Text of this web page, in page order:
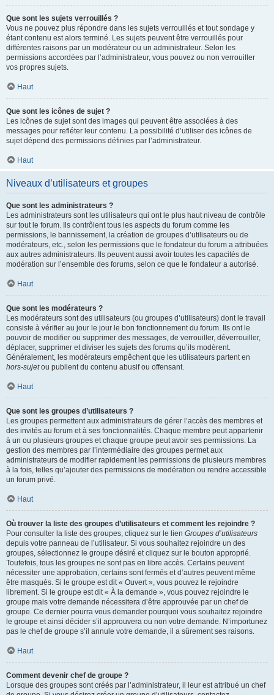
Que sont les sujets verrouillés ?
Vous ne pouvez plus répondre dans les sujets verrouillés et tout sondage y
étant contenu est alors terminé. Les sujets peuvent être verrouillés pour
différentes raisons par un modérateur ou un administrateur. Selon les
permissions accordées par l’administrateur, vous pouvez ou non verrouiller
vos propres sujets.
Haut
Que sont les icônes de sujet ?
Les icônes de sujet sont des images qui peuvent être associées à des
messages pour refléter leur contenu. La possibilité d’utiliser des icônes de
sujet dépend des permissions définies par l’administrateur.
Haut
Niveaux d’utilisateurs et groupes
Que sont les administrateurs ?
Les administrateurs sont les utilisateurs qui ont le plus haut niveau de contrôle
sur tout le forum. Ils contrôlent tous les aspects du forum comme les
permissions, le bannissement, la création de groupes d’utilisateurs ou de
modérateurs, etc., selon les permissions que le fondateur du forum a attribuées
aux autres administrateurs. Ils peuvent aussi avoir toutes les capacités de
modération sur l’ensemble des forums, selon ce que le fondateur a autorisé.
Haut
Que sont les modérateurs ?
Les modérateurs sont des utilisateurs (ou groupes d’utilisateurs) dont le travail
consiste à vérifier au jour le jour le bon fonctionnement du forum. Ils ont le
pouvoir de modifier ou supprimer des messages, de verrouiller, déverrouiller,
déplacer, supprimer et diviser les sujets des forums qu’ils modèrent.
Généralement, les modérateurs empêchent que les utilisateurs partent en
hors-sujetou publient du contenu abusif ou offensant.
Haut
Que sont les groupes d’utilisateurs ?
Les groupes permettent aux administrateurs de gérer l’accès des membres et
des invités au forum et à ses fonctionnalités. Chaque membre peut appartenir
à un ou plusieurs groupes et chaque groupe peut avoir ses permissions. La
gestion des membres par l’intermédiaire des groupes permet aux
administrateurs de modifier rapidement les permissions de plusieurs membres
à la fois, telles qu’ajouter des permissions de modération ou rendre accessible
un forum privé.
Haut
Où trouver la liste des groupes d’utilisateurs et comment les rejoindre ?
Pour consulter la liste des groupes, cliquez sur le lien Groupes d’utilisateurs
depuis votre panneau de l’utilisateur. Si vous souhaitez rejoindre un des
groupes, sélectionnez le groupe désiré et cliquez sur le bouton approprié.
Toutefois, tous les groupes ne sont pas en libre accès. Certains peuvent
nécessiter une approbation, certains sont fermés et d’autres peuvent même
être masqués. Si le groupe est dit « Ouvert », vous pouvez le rejoindre
librement. Si le groupe est dit « À la demande », vous pouvez rejoindre le
groupe mais votre demande nécessitera d’être approuvée par un chef de
groupe. Ce dernier pourra vous demander pourquoi vous souhaitez rejoindre
le groupe et ainsi décider s’il approuvera ou non votre demande. N’importunez
pas le chef de groupe s’il annule votre demande, il a sûrement ses raisons.
Haut
Comment devenir chef de groupe ?
Lorsque des groupes sont créés par l’administrateur, il leur est attribué un chef